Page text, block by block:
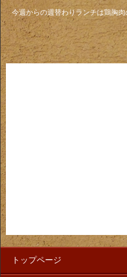
今週からの週替わりランチは鶏胸
トップページ